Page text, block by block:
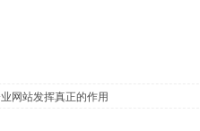
网站发挥真正的作用